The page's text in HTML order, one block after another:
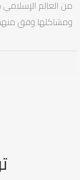
من العالم
ومشاكلها وفق